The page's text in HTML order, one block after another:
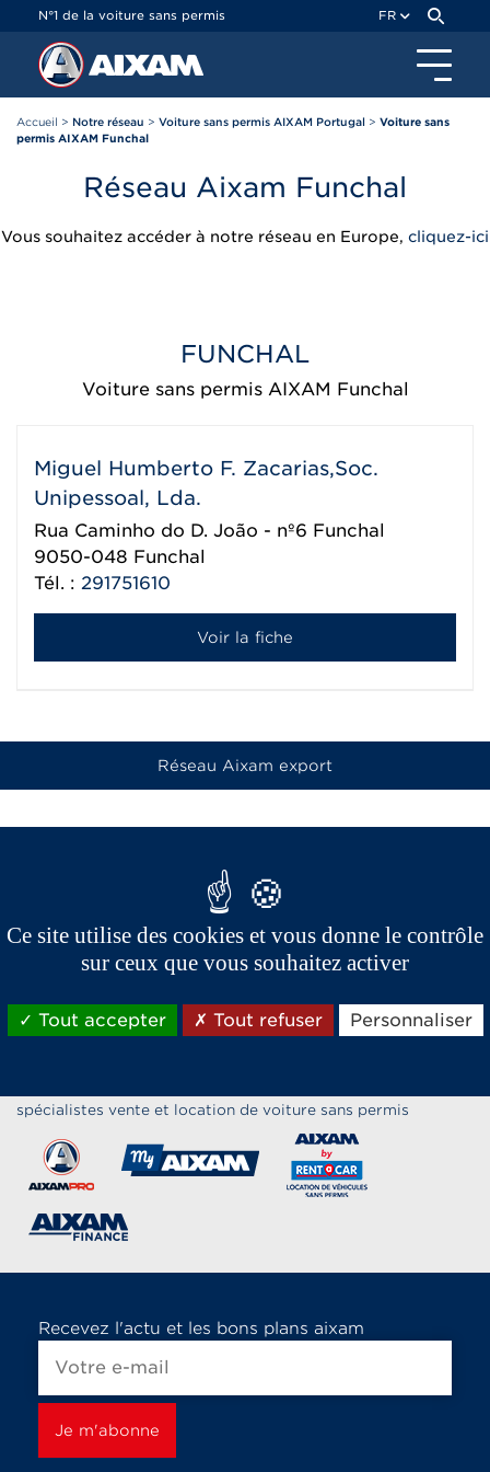
N°1 de la voiture sans permis FR
Accueil > Notre réseau > Voiture sans permis AIXAM Portugal > Voiture sans
permis AIXAM Funchal
Réseau Aixam Funchal
Vous souhaitez accéder à notre réseau en Europe, cliquez-ici
FUNCHAL
Voiture sans permis AIXAM Funchal
Miguel Humberto F. Zacarias,Soc.
Unipessoal, Lda.
Rua Caminho do D. João - nº6 Funchal
9050-048 Funchal
Tél. : 291751610
Voir la fiche
Réseau Aixam export
spécialistes vente et location de voiture sans permis
Recevez l'actu et les bons plans aixam
Panneau de gestion des cookies
Ce site utilise des cookies et vous donne le contrôle
sur ceux que vous souhaitez activer
Tout accepter Tout refuser Personnaliser